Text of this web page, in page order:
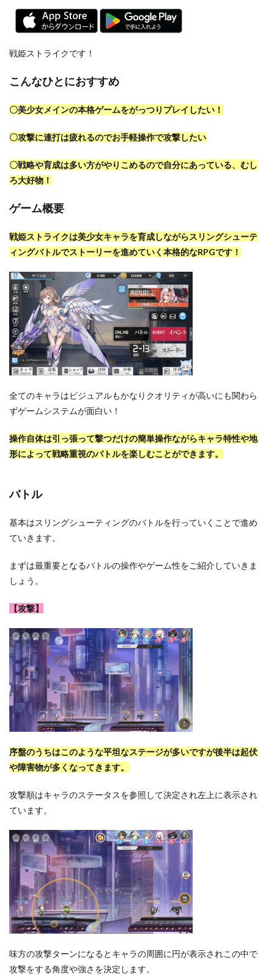
戦姫ストライクです！
こんなひとにおすすめ
〇美少女メインの本格ゲームをがっつりプレイしたい！
〇攻撃に連打は疲れるのでお手軽操作で攻撃したい
〇戦略や育成は多い方がやりこめるので自分にあっている、むし
ろ大好物！
ゲーム概要
戦姫ストライクは美少女キャラを育成しながらスリングシューテ
ィングバトルでストーリーを進めていく本格的なRPGです！
全てのキャラはビジュアルもかなりクオリティが高いにも関わら
ずゲームシステムが面白い！
操作自体は引っ張って撃つだけの簡単操作ながらキャラ特性や地
形によって戦略重視のバトルを楽しむことができます。
バトル
基本はスリングシューティングのバトルを行っていくことで進め
ていきます。
まずは最重要となるバトルの操作やゲーム性をご紹介していきま
しょう。
【攻撃】
序盤のうちはこのような平坦なステージが多いですが後半は起伏
や障害物が多くなってきます。
攻撃順はキャラのステータスを参照して決定され左上に表示され
ています。
味方の攻撃ターンになるとキャラの周囲に円が表示されこの中で
攻撃をする角度や強さを決定します。